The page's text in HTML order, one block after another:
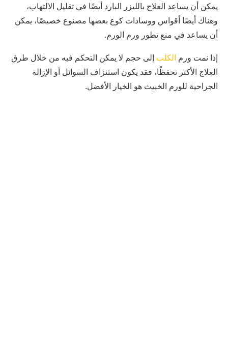
يمكن أن يساعد العلاج بالليزر البارد أيضًا في تقليل الالتهاب،
وهناك أيضًا أقواس ووسادات كوع بعضها مصنوع خصيصًا، يمكن
أن يساعد في منع تطور ورم الورم.
إذا نمت ورم الكلب إلى حجم لا يمكن التحكم فيه من خلال طرق
العلاج الأكثر تحفظًا، فقد يكون استنزاف السوائل أو الإزالة
الجراحية للورم الخبيث هو الخيار الأفضل.